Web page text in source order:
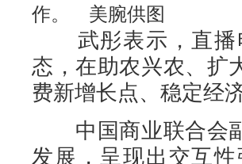
作。 美腕供图
武彤表示，直播
态，在助农兴农、扩
费新增长点、稳定经
中国商业联合会副
发展，呈现出交互